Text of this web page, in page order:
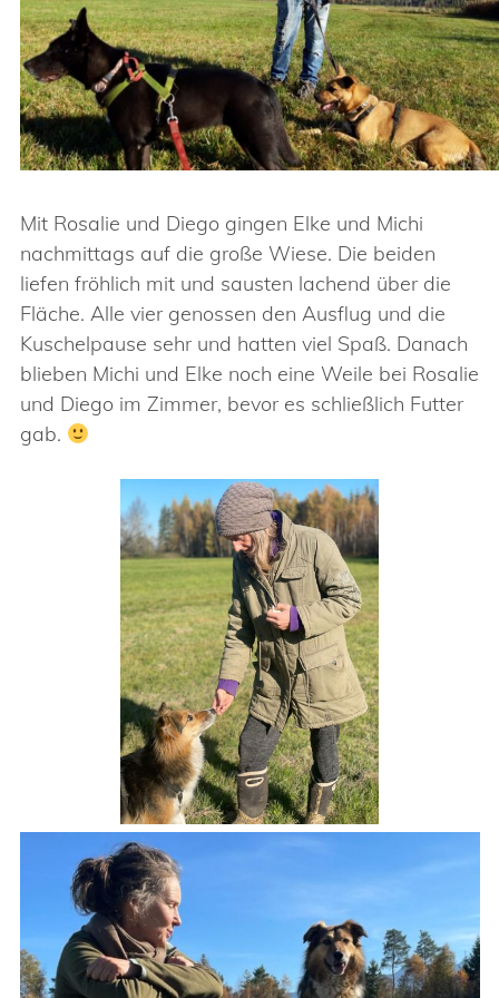
Mit Rosalie und Diego gingen Elke und Michi
nachmittags auf die große Wiese. Die beiden
liefen fröhlich mit und sausten lachend über die
Fläche. Alle vier genossen den Ausflug und die
Kuschelpause sehr und hatten viel Spaß. Danach
blieben Michi und Elke noch eine Weile bei Rosalie
und Diego im Zimmer, bevor es schließlich Futter
gab.